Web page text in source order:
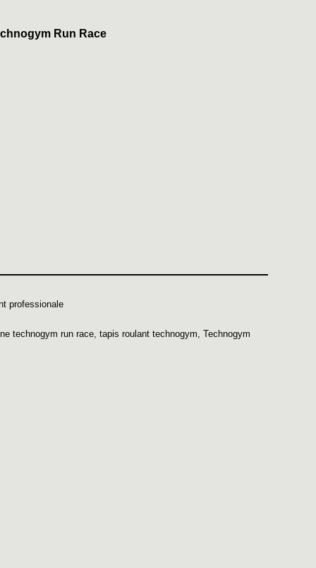
Run Race
professionale
technogym run race, tapis roulant technogym, Technogym